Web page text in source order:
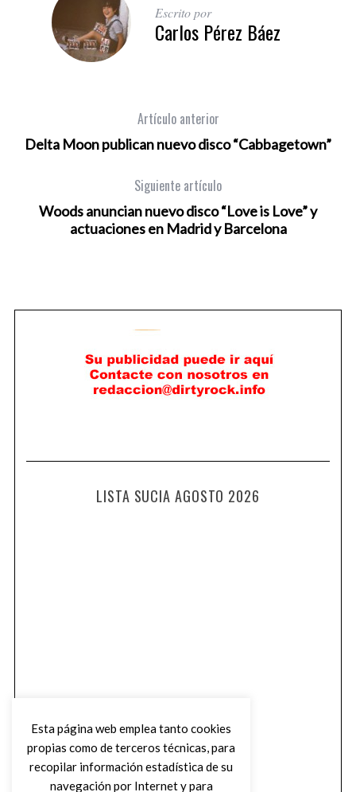
Escrito por
Carlos Pérez Báez
Artículo anterior
Delta Moon publican nuevo disco “Cabbagetown”
Siguiente artículo
Woods anuncian nuevo disco “Love is Love” y
actuaciones en Madrid y Barcelona
LISTA SUCIA AGOSTO 2026
Esta página web emplea tanto cookies
propias como de terceros técnicas, para
recopilar información estadística de su
navegación por Internet y para